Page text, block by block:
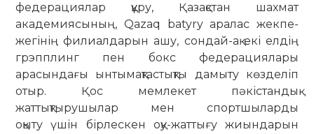
федерациялар құру, Қазақстан шахмат
академиясының, Qazaq batyry аралас жекпе-
жегінің филиалдарын ашу, сондай-ақ екі елдің
грэпплинг пен бокс федерациялары
арасындағы ынтымақтастықты дамыту көзделіп
отыр. Қос мемлекет пәкістандық
жаттықтырушылар мен спортшыларды
оқыту үшін бірлескен оқу-жаттығу жиындарын